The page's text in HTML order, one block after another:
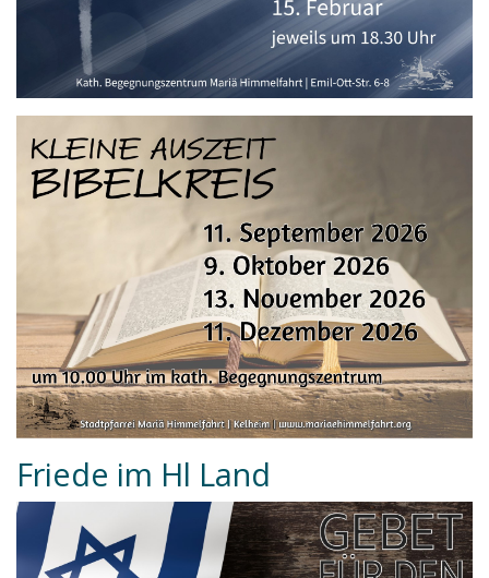
Friede im Hl Land